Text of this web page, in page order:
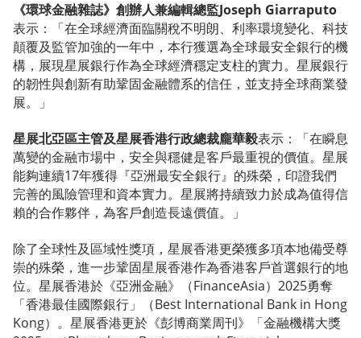
《環球金融雜誌》創辦人兼編輯總監Joseph Giarraputo
表示：「在全球經濟面臨關稅不明朗、利率環境變化、科技
顛覆及監管加強的一年中，本行獲選為全球最安全銀行的機
構，展現星展銀行作為全球經濟穩定支柱的實力。星展銀行
的韌性與創新有助鞏固金融體系的信任，並支持全球商業發
展。」
星展北亞區主管及星展香港行政總裁龐華毅表示：「在瞬息
萬變的金融市場中，安全與穩健是客戶最重視的價值。星展
能夠連續17年獲得『亞洲最安全銀行』的殊榮，印證我們
完善的風險管理和資本實力。星展將持續致力於成為值得信
賴的合作夥伴，為客戶創造長遠價值。」
除了全球性及區域性獎項，星展香港更榮獲多項本地備受尊
崇的殊榮，進一步鞏固星展香港作為香港客戶首選銀行的地
位。星展香港於《亞洲金融》（FinanceAsia）2025勇奪
「香港最佳國際銀行」（Best International Bank in Hong
Kong）。星展香港更於《彭博商業周刊》「金融機構大獎